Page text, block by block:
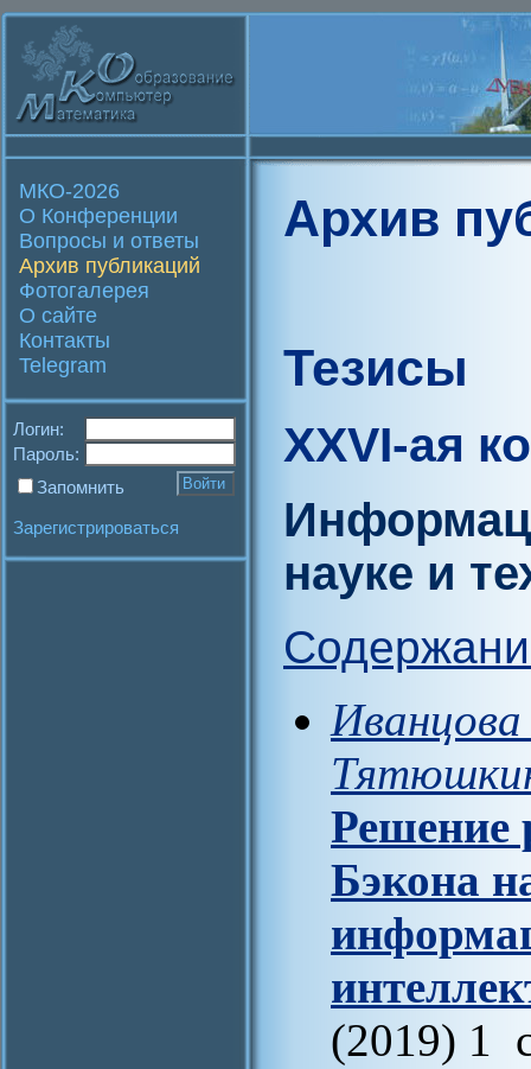
МКО-2026
О Конференции
Вопросы и ответы
Архив публикаций
Фотогалерея
О сайте
Контакты
Telegram
Логин:
Пароль:
Запомнить
Зарегистрироваться
Архив
Тезисы
XXVI-ая
науке и
Решение
Бэкона
(2019) 1